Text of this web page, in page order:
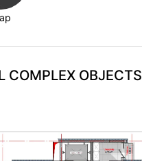
COMPLEX OBJECTS